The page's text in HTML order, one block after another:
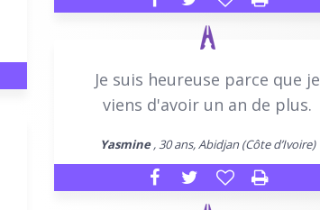
Je suis heureuse parce que je
viens d'avoir un an de plus.
Yasmine, 30 ans, Abidjan (Côte d’Ivoire)